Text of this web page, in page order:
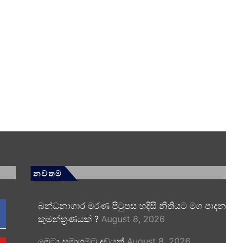
නවතම
බන්ධනාගාර මරණ පිටුපස හදිසි නීතියට මග පාදන
කුමන්ත්‍රණයක් ? August 8, 2026